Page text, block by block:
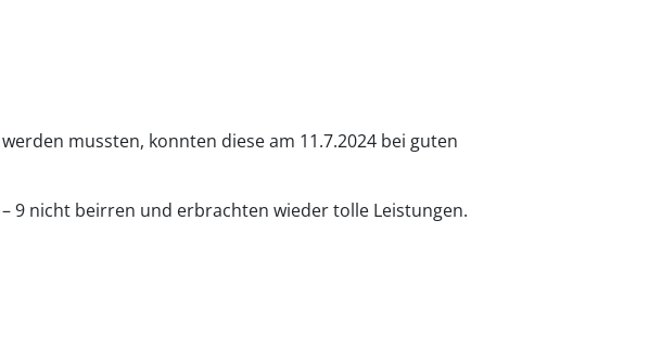
mussten, konnten diese am 11.7.2024 bei guten
9 nicht beirren und erbrachten wieder tolle Leistungen.